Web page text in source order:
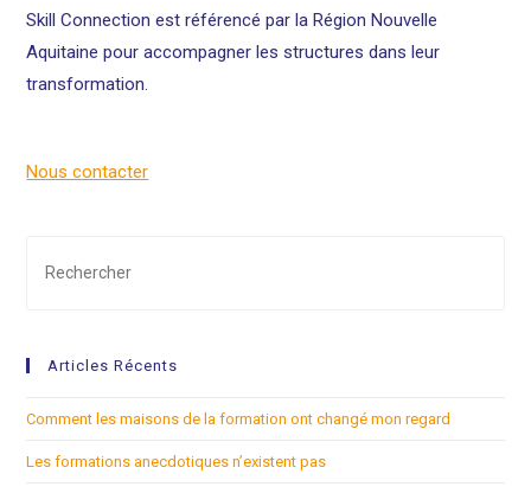
Skill Connection est référencé par la Région Nouvelle
Aquitaine pour accompagner les structures dans leur
transformation.
Nous contacter
Articles Récents
Comment les maisons de la formation ont changé mon regard
Les formations anecdotiques n’existent pas